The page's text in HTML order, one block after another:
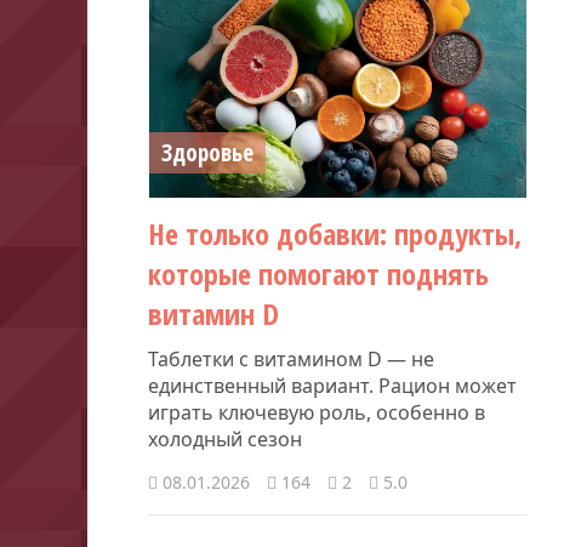
Здоровье
Не только добавки: продукты,
которые помогают поднять
витамин D
Таблетки с витамином D — не
единственный вариант. Рацион может
играть ключевую роль, особенно в
холодный сезон
08.01.2026 164 2 5.0